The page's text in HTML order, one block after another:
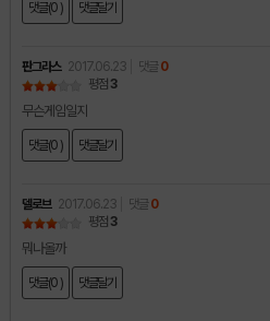
댓글(0 ) 댓글달기
판그라스 2017.06.23 댓글 0
평점 3
무슨게임일지
댓글(0 ) 댓글달기
델로브 2017.06.23 댓글 0
평점 3
뭐나올까
댓글(0 ) 댓글달기